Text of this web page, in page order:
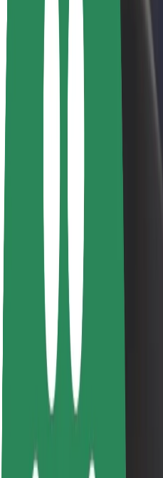
Kurjeriai
Kurjerio pajamos
„Bolt Food“
„Bolt“ tvarumo politika
Projektas „Zero“
Tinklaraštis
Naujienų centras
Prekių ženklo gairės
Misija
Investuotojams
Vadovybė
Prekės ženklas
„Urban Fund“